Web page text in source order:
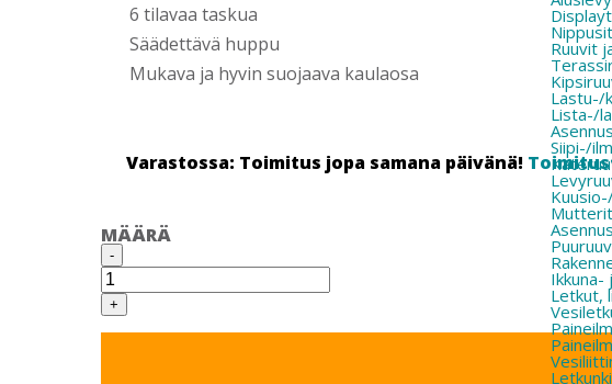
Ruuvit
Lastu-/
Lista-/
Siipi-/
Mutterit
Ikkuna-
Letkut,
6 tilavaa taskua
Säädettävä huppu
Mukava ja hyvin suojaava kaulaosa
Varastossa: Toimitus jopa samana päivänä!
MÄÄRÄ
PORTWEST
DX
472
HUPPARI
VETOKETJULLA
määrä
-
+